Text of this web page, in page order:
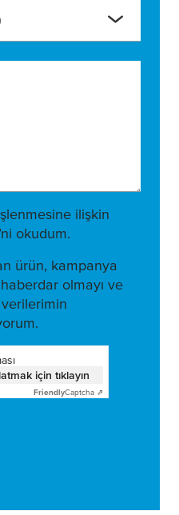
ilişkin
’ni okudum.
ürün, kampanya
olmayı ve
için tıklayın
FriendlyCaptcha ⇗